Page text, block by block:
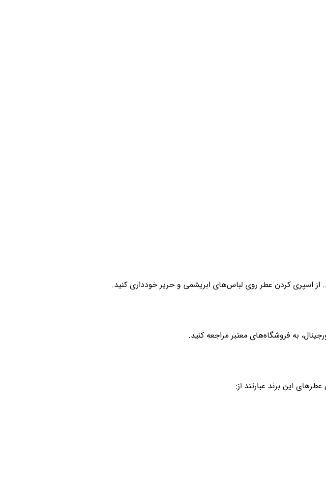
اسپری کردن عطر روی لباس‌های ابریشمی و حریر خودداری کنید.
به فروشگاه‌های معتبر مراجعه کنید.
این برند عبارتند از: